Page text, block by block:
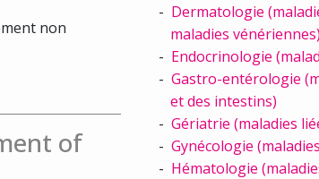
non
of
Dermatologie
maladies vénériennes)
Endocrinologie
Gastro-entérologie
et des intestins)
Gériatrie (maladies
Gynécologie
Hématologie